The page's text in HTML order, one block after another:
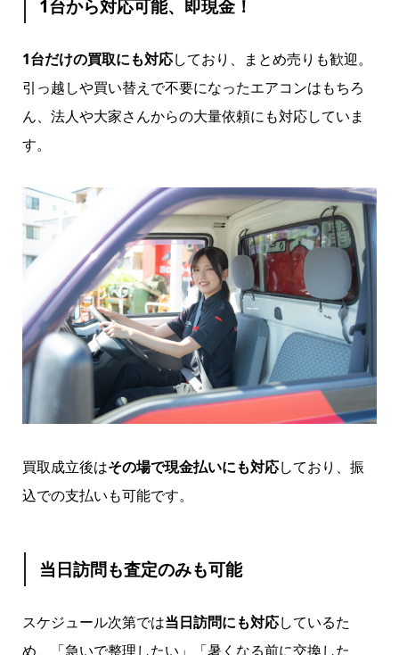
1台から対応可能、即現金！
1台だけの買取にも対応しており、まとめ売りも歓迎。
引っ越しや買い替えで不要になったエアコンはもちろ
ん、法人や大家さんからの大量依頼にも対応していま
す。
買取成立後はその場で現金払いにも対応しており、振
込での支払いも可能です。
当日訪問も査定のみも可能
スケジュール次第では当日訪問にも対応しているた
め、「急いで整理したい」「暑くなる前に交換した